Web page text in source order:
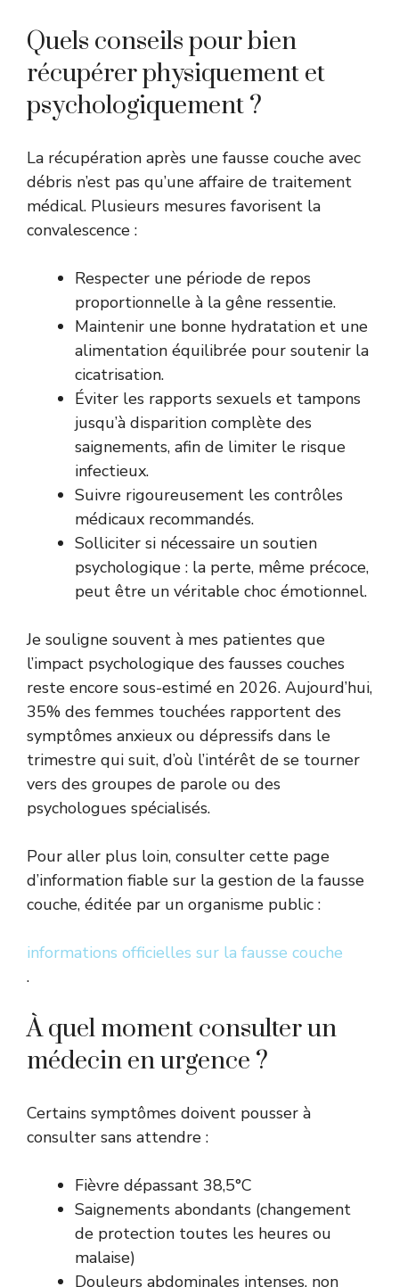
Quels conseils pour bien
récupérer physiquement et
psychologiquement ?
La récupération après une fausse couche avec
débris n’est pas qu’une affaire de traitement
médical. Plusieurs mesures favorisent la
convalescence :
Respecter une période de repos
proportionnelle à la gêne ressentie.
Maintenir une bonne hydratation et une
alimentation équilibrée pour soutenir la
cicatrisation.
Éviter les rapports sexuels et tampons
jusqu’à disparition complète des
saignements, afin de limiter le risque
infectieux.
Suivre rigoureusement les contrôles
médicaux recommandés.
Solliciter si nécessaire un soutien
psychologique : la perte, même précoce,
peut être un véritable choc émotionnel.
Je souligne souvent à mes patientes que
l’impact psychologique des fausses couches
reste encore sous-estimé en 2026. Aujourd’hui,
35% des femmes touchées rapportent des
symptômes anxieux ou dépressifs dans le
trimestre qui suit, d’où l’intérêt de se tourner
vers des groupes de parole ou des
psychologues spécialisés.
Pour aller plus loin, consulter cette page
d’information fiable sur la gestion de la fausse
couche, éditée par un organisme public :
informations officielles sur la fausse couche
.
À quel moment consulter un
médecin en urgence ?
Certains symptômes doivent pousser à
consulter sans attendre :
Fièvre dépassant 38,5°C
Saignements abondants (changement
de protection toutes les heures ou
malaise)
Douleurs abdominales intenses, non